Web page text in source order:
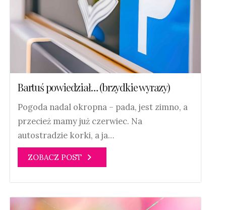
Bartuś powiedział… (brzydkie wyrazy)
Pogoda nadal okropna – pada, jest zimno, a
przecież mamy już czerwiec. Na
autostradzie korki, a ja…
ZOBACZ POST